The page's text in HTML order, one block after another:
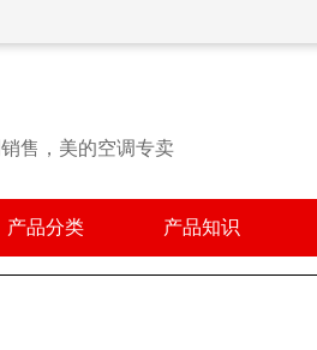
售，美的空调专卖
产品分类 产品知识